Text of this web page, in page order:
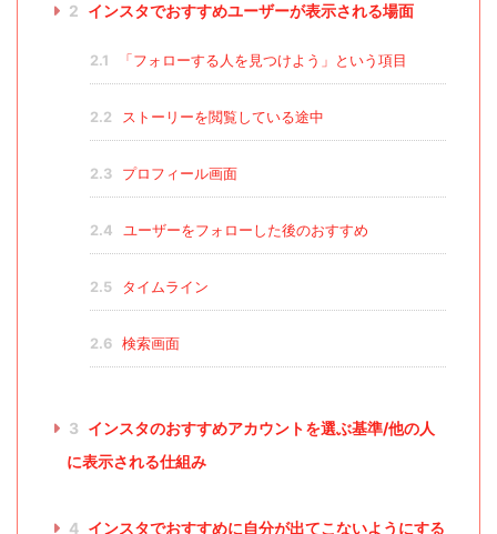
2 インスタでおすすめユーザーが表示される場面
2.1 「フォローする人を見つけよう」という項目
2.2 ストーリーを閲覧している途中
2.3 プロフィール画面
2.4 ユーザーをフォローした後のおすすめ
2.5 タイムライン
2.6 検索画面
3 インスタのおすすめアカウントを選ぶ基準/他の人
に表示される仕組み
4 インスタでおすすめに自分が出てこないようにする